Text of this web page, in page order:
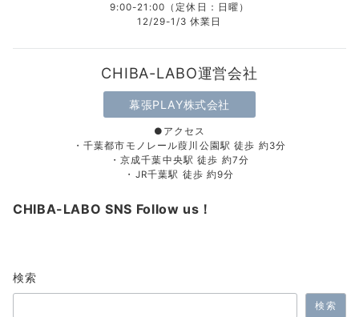
9:00-21:00（定休日：日曜）
12/29-1/3 休業日
CHIBA-LABO運営会社
幕張PLAY株式会社
●アクセス
・千葉都市モノレール葭川公園駅 徒歩 約3分
・京成千葉中央駅 徒歩 約7分
・JR千葉駅 徒歩 約9分
CHIBA-LABO SNS Follow us！
検索
検索